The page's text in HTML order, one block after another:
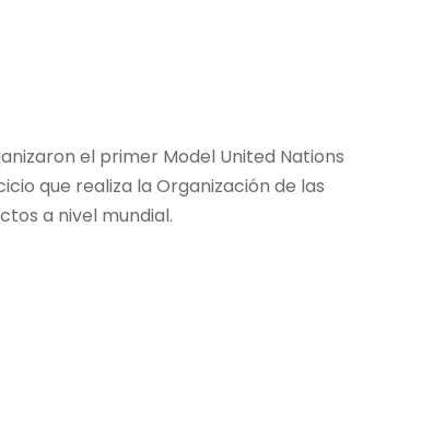
el primer Model United Nations
que realiza la Organización de las
a nivel mundial.